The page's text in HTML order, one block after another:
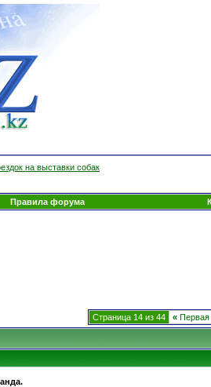
на выставки собак
Правила форума
Страница 14 из 44 « Первая